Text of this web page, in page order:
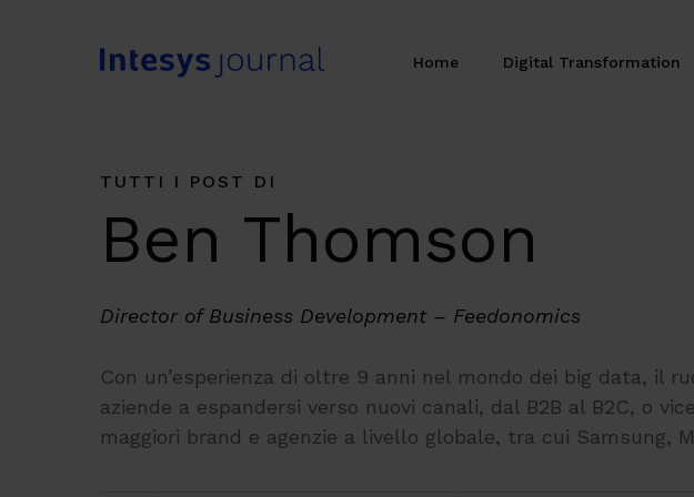
Home Digital Transformation
TUTTI I POST DI
Ben Thomson
Director of Business Development – Feedonomics
Con un’esperienza di oltre 9 anni nel mondo dei big data, il
aziende a espandersi verso nuovi canali, dal B2B al B2C, o
maggiori brand e agenzie a livello globale, tra cui Samsung,